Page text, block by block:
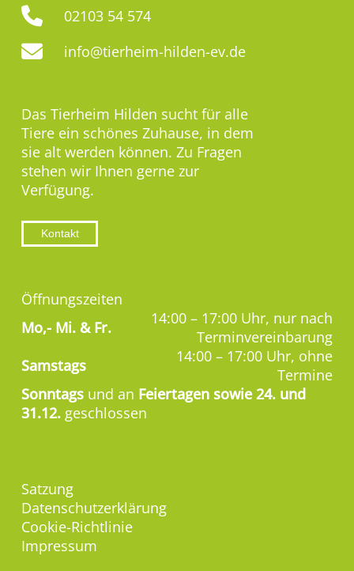
02103 54 574
info@tierheim-hilden-ev.de
Das Tierheim Hilden sucht für alle
Tiere ein schönes Zuhause, in dem
sie alt werden können. Zu Fragen
stehen wir Ihnen gerne zur
Verfügung.
Kontakt
Öffnungszeiten
Mo,- Mi. & Fr.
14:00 – 17:00 Uhr, nur nach
Terminvereinbarung
Samstags
14:00 – 17:00 Uhr, ohne
Termine
Sonntags und an Feiertagen sowie 24. und
31.12. geschlossen
Satzung
Datenschutzerklärung
Cookie-Richtlinie
Impressum